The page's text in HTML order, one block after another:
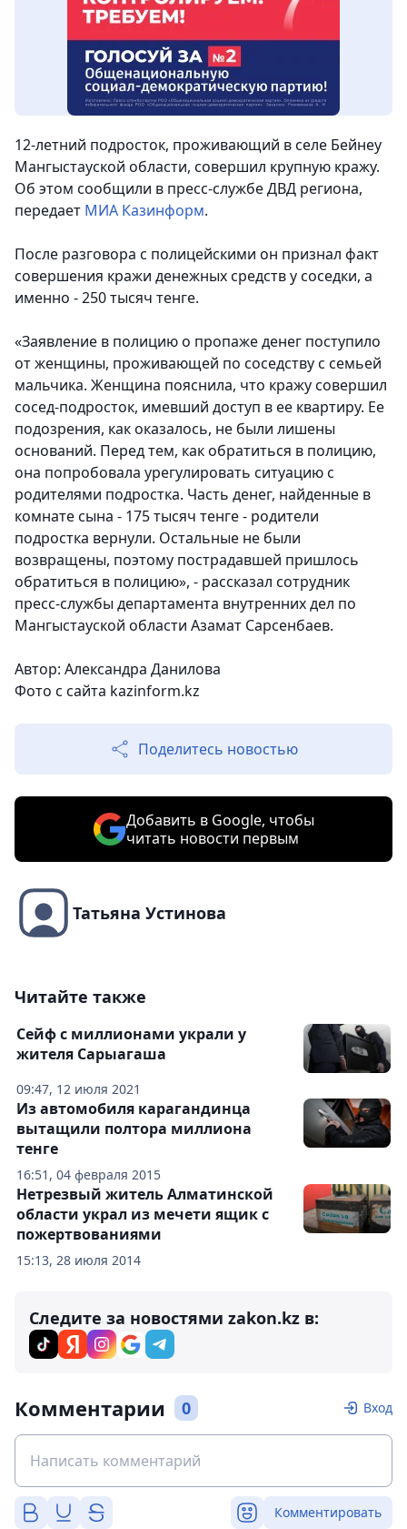
12-летний подросток, проживающий в селе Бейнеу
Мангыстауской области, совершил крупную кражу.
Об этом сообщили в пресс-службе ДВД региона,
передает МИА Казинформ.
После разговора с полицейскими он признал факт
совершения кражи денежных средств у соседки, а
именно - 250 тысяч тенге.
«Заявление в полицию о пропаже денег поступило
от женщины, проживающей по соседству с семьей
мальчика. Женщина пояснила, что кражу совершил
сосед-подросток, имевший доступ в ее квартиру. Ее
подозрения, как оказалось, не были лишены
оснований. Перед тем, как обратиться в полицию,
она попробовала урегулировать ситуацию с
родителями подростка. Часть денег, найденные в
комнате сына - 175 тысяч тенге - родители
подростка вернули. Остальные не были
возвращены, поэтому пострадавшей пришлось
обратиться в полицию», - рассказал сотрудник
пресс-службы департамента внутренних дел по
Мангыстауской области Азамат Сарсенбаев.
Автор: Александра Данилова
Фото с сайта kazinform.kz
Поделитесь новостью
Добавить в Google, чтобы
читать новости первым
Татьяна Устинова
Читайте также
09:47, 12 июля 2021
Сейф с миллионами украли у
жителя Сарыагаша
16:51, 04 февраля 2015
Из автомобиля карагандинца
вытащили полтора миллиона
тенге
15:13, 28 июля 2014
Нетрезвый житель Алматинской
области украл из мечети ящик с
пожертвованиями
Следите за новостями zakon.kz в:
Комментарии 0 Вход
Комментировать